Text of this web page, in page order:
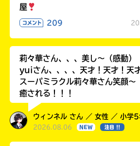
屋
コメント 209
莉々華さん、、、美し〜（感動）
yuiさん、、、、天才！天才！天
スーパミラクル莉々華さん笑顔〜
癒される！！！
ウィンネル さん ／ 女性 ／ 小学5
2026.08.06 NEW 注目 !!